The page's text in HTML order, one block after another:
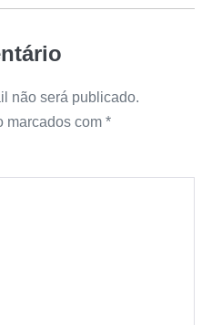
não será publicado.
marcados com *